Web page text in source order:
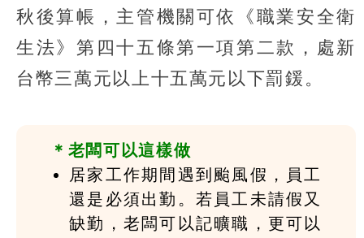
秋後算帳，主管機關可依《職業安全衛
生法》第四十五條第一項第二款，處新
台幣三萬元以上十五萬元以下罰鍰。
＊老闆可以這樣做
居家工作期間遇到颱風假，員工
還是必須出勤。若員工未請假又
缺勤，老闆可以記曠職，更可以